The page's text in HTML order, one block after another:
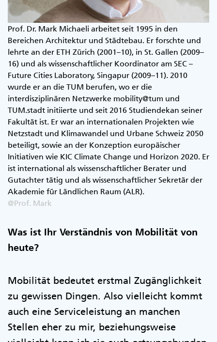
Prof. Dr. Mark Michaeli arbeitet seit 1995 in den
Bereichen Architektur und Städtebau. Er forschte und
lehrte an der ETH Zürich (2001–10), in St. Gallen (2009–
16) und als wissenschaftlicher Koordinator am SEC –
Future Cities Laboratory, Singapur (2009–11). 2010
wurde er an die TUM berufen, wo er die
interdisziplinären Netzwerke mobility@tum und
TUM.stadt initiierte und seit 2016 Studiendekan seiner
Fakultät ist. Er war an internationalen Projekten wie
Netzstadt und Klimawandel und Urbane Schweiz 2050
beteiligt, sowie an der Konzeption europäischer
Initiativen wie KIC Climate Change und Horizon 2020. Er
ist international als wissenschaftlicher Berater und
Gutachter tätig und als wissenschaftlicher Sekretär der
Akademie für Ländlichen Raum (ALR).
@Prof. Mark
Was ist Ihr Verständnis von Mobilität von
heute?
Mobilität bedeutet erstmal Zugänglichkeit
zu gewissen Dingen. Also vielleicht kommt
auch eine Serviceleistung an manchen
Stellen eher zu mir, beziehungsweise